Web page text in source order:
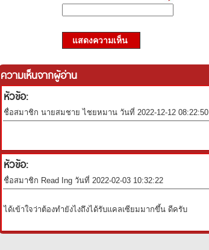
แสดงความเห็น
ความเห็นจากผู้อ่าน
หัวข้อ:
ชื่อสมาชิก นายสมชาย ไชยหมาน วันที่ 2022-12-12 08:22:50
หัวข้อ:
ชื่อสมาชิก Read Ing วันที่ 2022-02-03 10:32:22
ได้เข้าใจว่าต้องทำยังไงถึงได้รับแคลเซียมมากขึ้น ดีครับ